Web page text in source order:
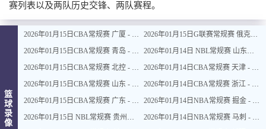
赛列表以及两队历史交锋、两队赛程。
篮
球
录
像
2026年01月15日CBA常规赛 广厦 - 四川 全场录像
2026年01月15日CBA常规赛 青岛 - 吉林 全场录像
2026年01月15日CBA常规赛 北控 - 江苏 全场录像
2026年01月15日CBA常规赛 山东 - 宁波 全场录像
2026年01月15日CBA常规赛 广东 - 上海 全场录像
2026年01月15日 NBL常规赛 贵州猛龙 VS 合肥狂风 全场录像
2026年01月15日G联赛常规赛 俄克拉荷马城蓝 - 撕裂之城混音 全场录像
2026年01月14日 NBL常规赛 山东蜜獾 VS 上海玄鸟 全场录像
2026年01月14日CBA常规赛 天津 - 福建 全场录像
2026年01月14日CBA常规赛 浙江 - 广州 全场录像
2026年01月14日NBA常规赛 掘金 - 鹈鹕 全场录像
2026年01月14日NBA常规赛 马刺 - 雷霆 全场录像